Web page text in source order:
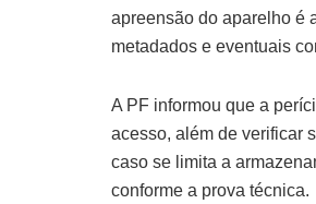
apreensão do aparelho é
metadados e eventuais
A PF informou que a
acesso, além de verificar
caso se limita a
conforme a prova técnica.